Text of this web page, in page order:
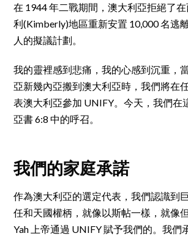
在 1944 年二戰期間，澳大利亞拒絕了
利(Kimberly)地區重新安置 10,000 名逃
人的擬議計劃。
我的靈裡感到悲痛，我的心感到沉重，
亞新幾內亞搬到澳大利亞時，我們將在
表澳大利亞參加 UNIFY。今天，我們在
亞書 6:8 中的呼召。
我們的家庭承諾
作為澳大利亞的選定代表，我們認識到
任和天國權柄，就像以斯帖一樣，就像
Yah 上帝通過 UNIFY 賦予我們的。我們